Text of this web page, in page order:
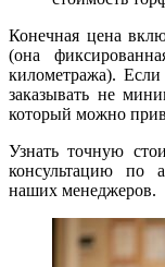
Конечная цена
(она
километража).
заказывать не
который можно
Узнать точную
консультацию по
наших менеджеров.